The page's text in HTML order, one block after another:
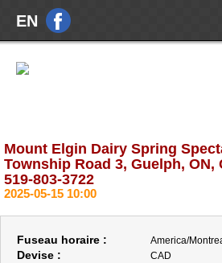
EN
Encans à venir
Nouvelles
Mount Elgin Dairy Spring
Township Road 3, Guelph, ON,
519-803-3722
2025-05-15 10:00
Fuseau horaire : America/
Devise : CAD